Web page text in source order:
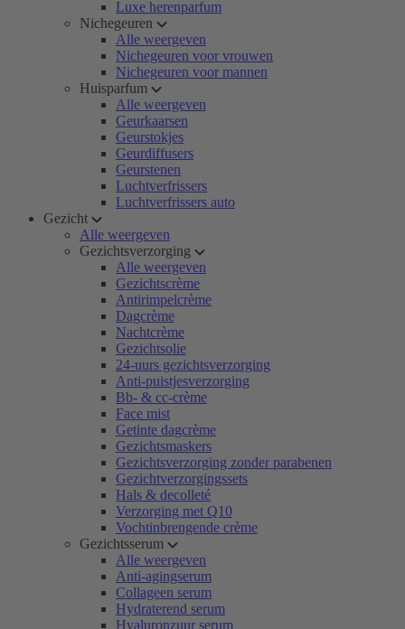
Luxe herenparfum
Nichegeuren
Alle weergeven
Nichegeuren voor vrouwen
Nichegeuren voor mannen
Huisparfum
Alle weergeven
Geurkaarsen
Geurstokjes
Geurdiffusers
Geurstenen
Luchtverfrissers
Luchtverfrissers auto
Gezicht
Alle weergeven
Gezichtsverzorging
Alle weergeven
Gezichtscrème
Antirimpelcrème
Dagcrème
Nachtcrème
Gezichtsolie
24-uurs gezichtsverzorging
Anti-puistjesverzorging
Bb- & cc-crème
Face mist
Getinte dagcrème
Gezichtsmaskers
Gezichtsverzorging zonder parabenen
Gezichtverzorgingssets
Hals & decolleté
Verzorging met Q10
Vochtinbrengende crème
Gezichtsserum
Alle weergeven
Anti-agingserum
Collageen serum
Hydraterend serum
Hyaluronzuur serum